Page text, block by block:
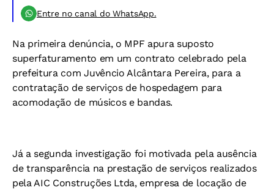
Entre no canal do WhatsApp.
Na primeira denúncia, o MPF apura suposto
superfaturamento em um contrato celebrado pela
prefeitura com Juvêncio Alcântara Pereira, para a
contratação de serviços de hospedagem para
acomodação de músicos e bandas.
Já a segunda investigação foi motivada pela ausência
de transparência na prestação de serviços realizados
pela AIC Construções Ltda, empresa de locação de